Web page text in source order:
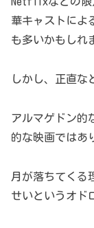
華キャストによ
も多いかもしれ
しかし、正直な
アルマゲドン的
的な映画ではあ
月が落ちてくる
せいというオド